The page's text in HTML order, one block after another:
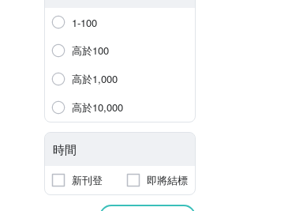
1-100
高於100
高於1,000
高於10,000
時間
新刊登 即將結標